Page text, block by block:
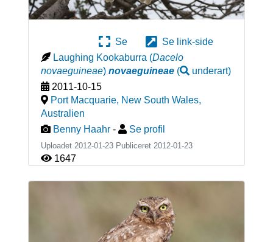
Se
Se link-side
Laughing Kookaburra (Dacelo
novaeguineae) novaeguineae( underart)
2011-10-15
Port Macquarie, New South Wales,
Australien
Benny Haahr - Se profil
Uploadet 2012-01-23 Publiceret 2012-01-23
1647